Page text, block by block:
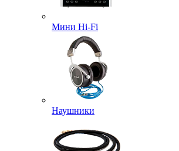
Мини Hi-Fi
Наушники